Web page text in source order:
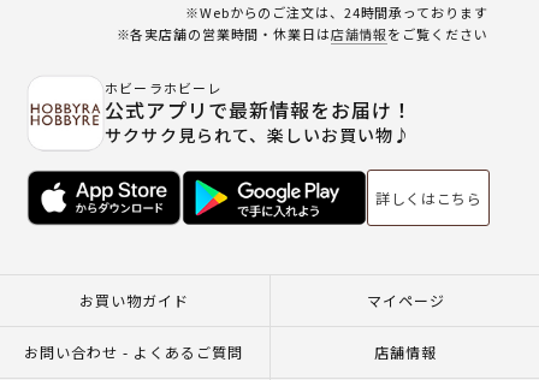
※Webからのご注文は、24時間承っております
※各実店舗の営業時間・休業日は店舗情報をご覧ください
ホビーラホビーレ
公式アプリで最新情報をお届け！
サクサク見られて、楽しいお買い物♪
詳しくはこちら
お買い物ガイド マイページ
お問い合わせ - よくあるご質問 店舗情報